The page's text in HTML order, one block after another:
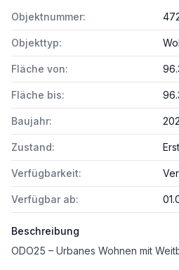
Objektnummer:
Objekttyp:
Fläche von:
Fläche bis:
Baujahr:
Zustand:
Verfügbarkeit:
Verfügbar ab:
Beschreibung
ODO25 – Urbanes Wohnen mit